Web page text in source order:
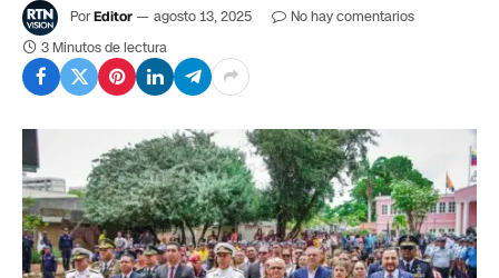
PorEditor agosto 13, 2025
No hay comentarios
3 Minutos de lectura